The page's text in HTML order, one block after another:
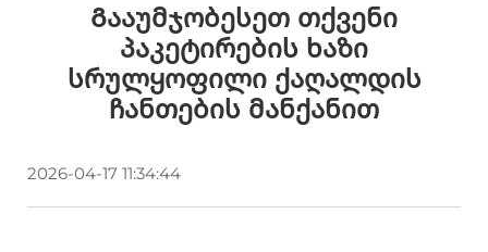
Აპლიკაციები
Კომპანია
Კონტაქტი
Გააუმჯობესეთ Თქვენი
Პაკეტირების Ხაზი
Სრულყოფილი Ქაღალდის
Ჩანთების Მანქანით
2026-04-17 11:34:44